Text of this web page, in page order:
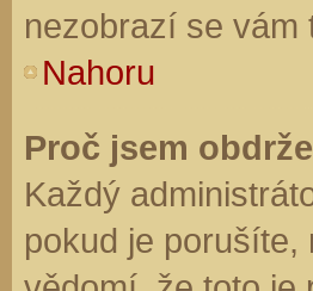
nezobrazí se
Nahoru
Proč jsem
Každý
pokud je